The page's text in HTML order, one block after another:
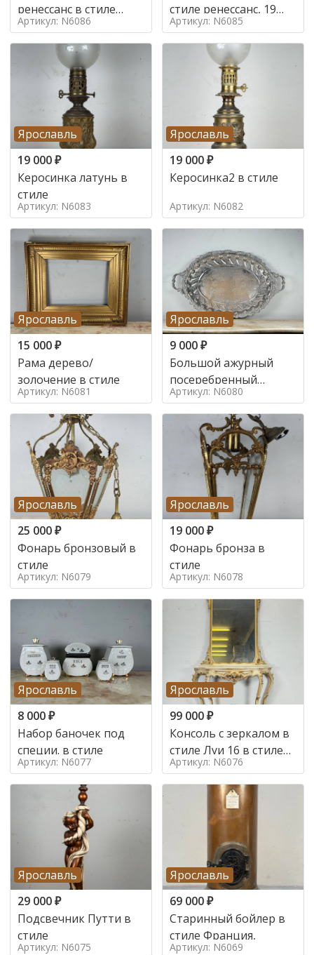
ренессанс в стиле
ренессанс,
Артикул: N6086
стиле ренессанс, 19
век
Артикул: N6085
Ярославль
19 000₽
Керосинка латунь в
стиле
Артикул: N6083
Ярославль
19 000₽
Керосинка2 в стиле
Артикул: N6082
Ярославль
15 000₽
Рама дерево/
золочение в стиле
Артикул: N6081
Ярославль
9 000₽
Большой ажурный
посеребренный
поднос в стиле
Артикул: N6080
Ярославль
25 000₽
Фонарь бронзовый в
стиле
Артикул: N6079
Ярославль
19 000₽
Фонарь бронза в
стиле
Артикул: N6078
Ярославль
8 000₽
Набор баночек под
специи. в стиле
Артикул: N6077
Ярославль
99 000₽
Консоль с зеркалом в
стиле Луи 16 в стиле
Луи 16, Италия,
Артикул: N6076
Ярославль
29 000₽
Подсвечник Путти в
стиле
Артикул: N6075
Ярославль
69 000₽
Старинный бойлер в
стиле Франция,
Артикул: N6069